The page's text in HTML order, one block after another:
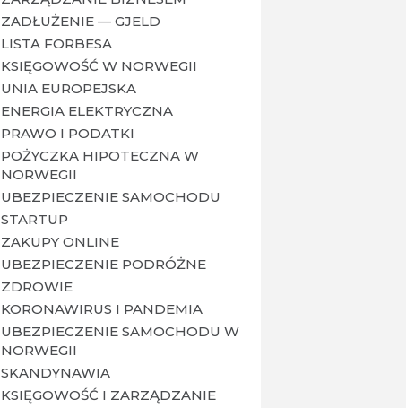
ZADŁUŻENIE — GJELD
LISTA FORBESA
KSIĘGOWOŚĆ W NORWEGII
UNIA EUROPEJSKA
ENERGIA ELEKTRYCZNA
PRAWO I PODATKI
POŻYCZKA HIPOTECZNA W
NORWEGII
UBEZPIECZENIE SAMOCHODU
STARTUP
ZAKUPY ONLINE
UBEZPIECZENIE PODRÓŻNE
ZDROWIE
KORONAWIRUS I PANDEMIA
UBEZPIECZENIE SAMOCHODU W
NORWEGII
SKANDYNAWIA
KSIĘGOWOŚĆ I ZARZĄDZANIE